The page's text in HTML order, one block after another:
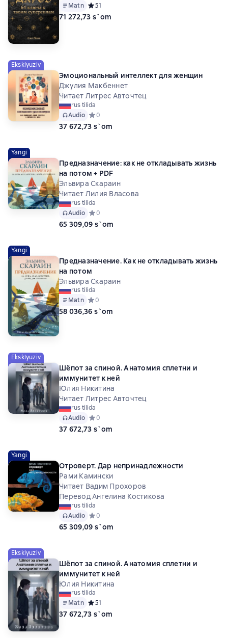
Matn Средний рейтинг 5 на основе 1 оценок
51
71 272,73 s`om
Eksklyuziv
Эмоциональный интеллект для женщин
Джулия Макбеннет
Читает Литрес Авточтец
rus tilida
Audio Средний рейтинг 0 на основе 0 оценок
0
37 672,73 s`om
Yangi
Предназначение: как не откладывать жизнь
на потом + PDF
Эльвира Скараин
Читает Лилия Власова
rus tilida
Audio Средний рейтинг 0 на основе 0 оценок
0
65 309,09 s`om
Yangi
Предназначение. Как не откладывать жизнь
на потом
Эльвира Скараин
rus tilida
Matn Средний рейтинг 0 на основе 0 оценок
0
58 036,36 s`om
Eksklyuziv
Шёпот за спиной. Анатомия сплетни и
иммунитет к ней
Юлия Никитина
Читает Литрес Авточтец
rus tilida
Audio Средний рейтинг 0 на основе 0 оценок
0
37 672,73 s`om
Yangi
Отроверт. Дар непринадлежности
Рами Камински
Читает Вадим Прохоров
Перевод Ангелина Костикова
rus tilida
Audio Средний рейтинг 0 на основе 0 оценок
0
65 309,09 s`om
Eksklyuziv
Шёпот за спиной. Анатомия сплетни и
иммунитет к ней
Юлия Никитина
rus tilida
Matn Средний рейтинг 5 на основе 1 оценок
51
37 672,73 s`om